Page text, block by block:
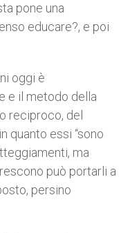
pone una
educare?, e poi
oggi è
e il metodo della
reciproco, del
quanto essi “sono
ma
può portarli a
persino